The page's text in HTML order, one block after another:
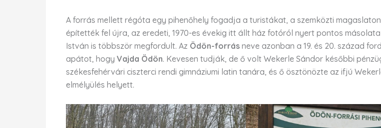
A forrás mellett régóta egy pihenőhely fogadja a turistákat, a szemközti
építették fel újra, az eredeti, 1970-es évekig itt állt ház fotóról nyert pontos
István is többször megfordult. Az Ödön-forrás neve azonban a 19. és 20. század
apátot, hogy Vajda Ödön. Kevesen tudják, de ő volt Wekerle Sándor későbbi
székesfehérvári ciszterci rendi gimnáziumi latin tanára, és ő ösztönözte az ifjú
elmélyülés helyett.